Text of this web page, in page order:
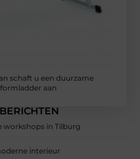
schaft u een duurzame
aan
workshops in Tilburg
interieur